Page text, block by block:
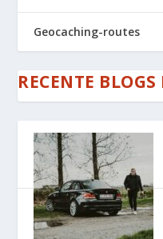
Geocaching-routes
RECENTE